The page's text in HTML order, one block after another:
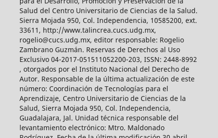
Salud del Centro Universitario de Ciencias de la Salud.
Sierra Mojada 950, Col. Independencia, 10585200, ext.
33611, http://www.talincrea.cucs.udg.mx,
rogelio@cucs.udg.mx, editor responsable: Rogelio
Zambrano Guzmán. Reservas de Derechos al Uso
Exclusivo 04-2017-051511052200-203, ISSN: 2448-8992
, otorgados por el Instituto Nacional del Derecho de
Autor. Responsable de la última actualización de este
número: Coordinación de Tecnologías para el
Aprendizaje, Centro Universitario de Ciencias de la
Salud, Sierra Mojada 950, Col. Independencia,
Guadalajara, Jal. Unidad técnica responsable del
levantamiento electrónico: Mtro. Maldonado